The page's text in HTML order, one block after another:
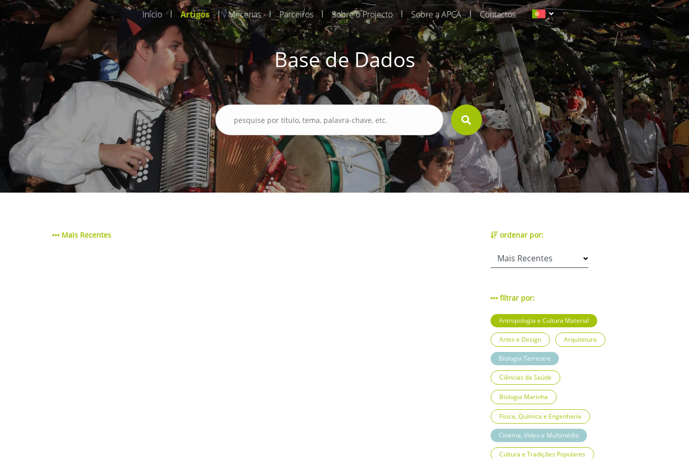
Início | Artigos | Mecenas | Parceiros | Sobre o Projecto | Sobre a APCA | Contactos
Base de Dados
Mais Recentes ordenar por:
filtrar por:
Antropologia e Cultura Material
Artes e Design Arquitetura
Biologia Terrestre
Ciências da Saúde
Biologia Marinha
Física, Química e Engenharia
Cinema, Vídeo e Multimédia
Cultura e Tradições Populares